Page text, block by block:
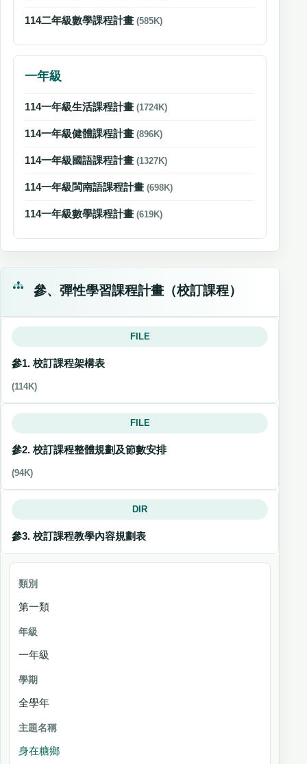
114二年級數學課程計畫 (585K)
一年級
114一年級生活課程計畫 (1724K)
114一年級健體課程計畫 (896K)
114一年級國語課程計畫 (1327K)
114一年級閩南語課程計畫 (698K)
114一年級數學課程計畫 (619K)
參、彈性學習課程計畫（校訂課程）
FILE
參1. 校訂課程架構表
(114K)
FILE
參2. 校訂課程整體規劃及節數安排
(94K)
DIR
參3. 校訂課程教學內容規劃表
類別
年
級
主題名稱
議
題
第一類
一年級
全學年
身在糖鄉